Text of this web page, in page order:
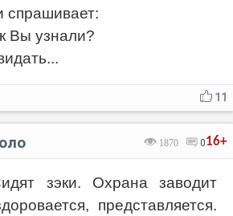
спрашивает:
Вы узнали?
11
16+
1870 0
зэки. Охрана заводит
представляется.